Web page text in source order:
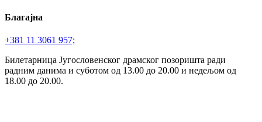
Благајна
+381 11 3061 957;
Билетарница Југословенског драмског позоришта ради
радним данима и суботом од 13.00 до 20.00 и недељом од
18.00 до 20.00.